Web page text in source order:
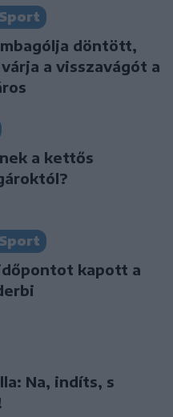
döntött,
a visszavágót a
a kettős
kapott a
Na, indíts, s